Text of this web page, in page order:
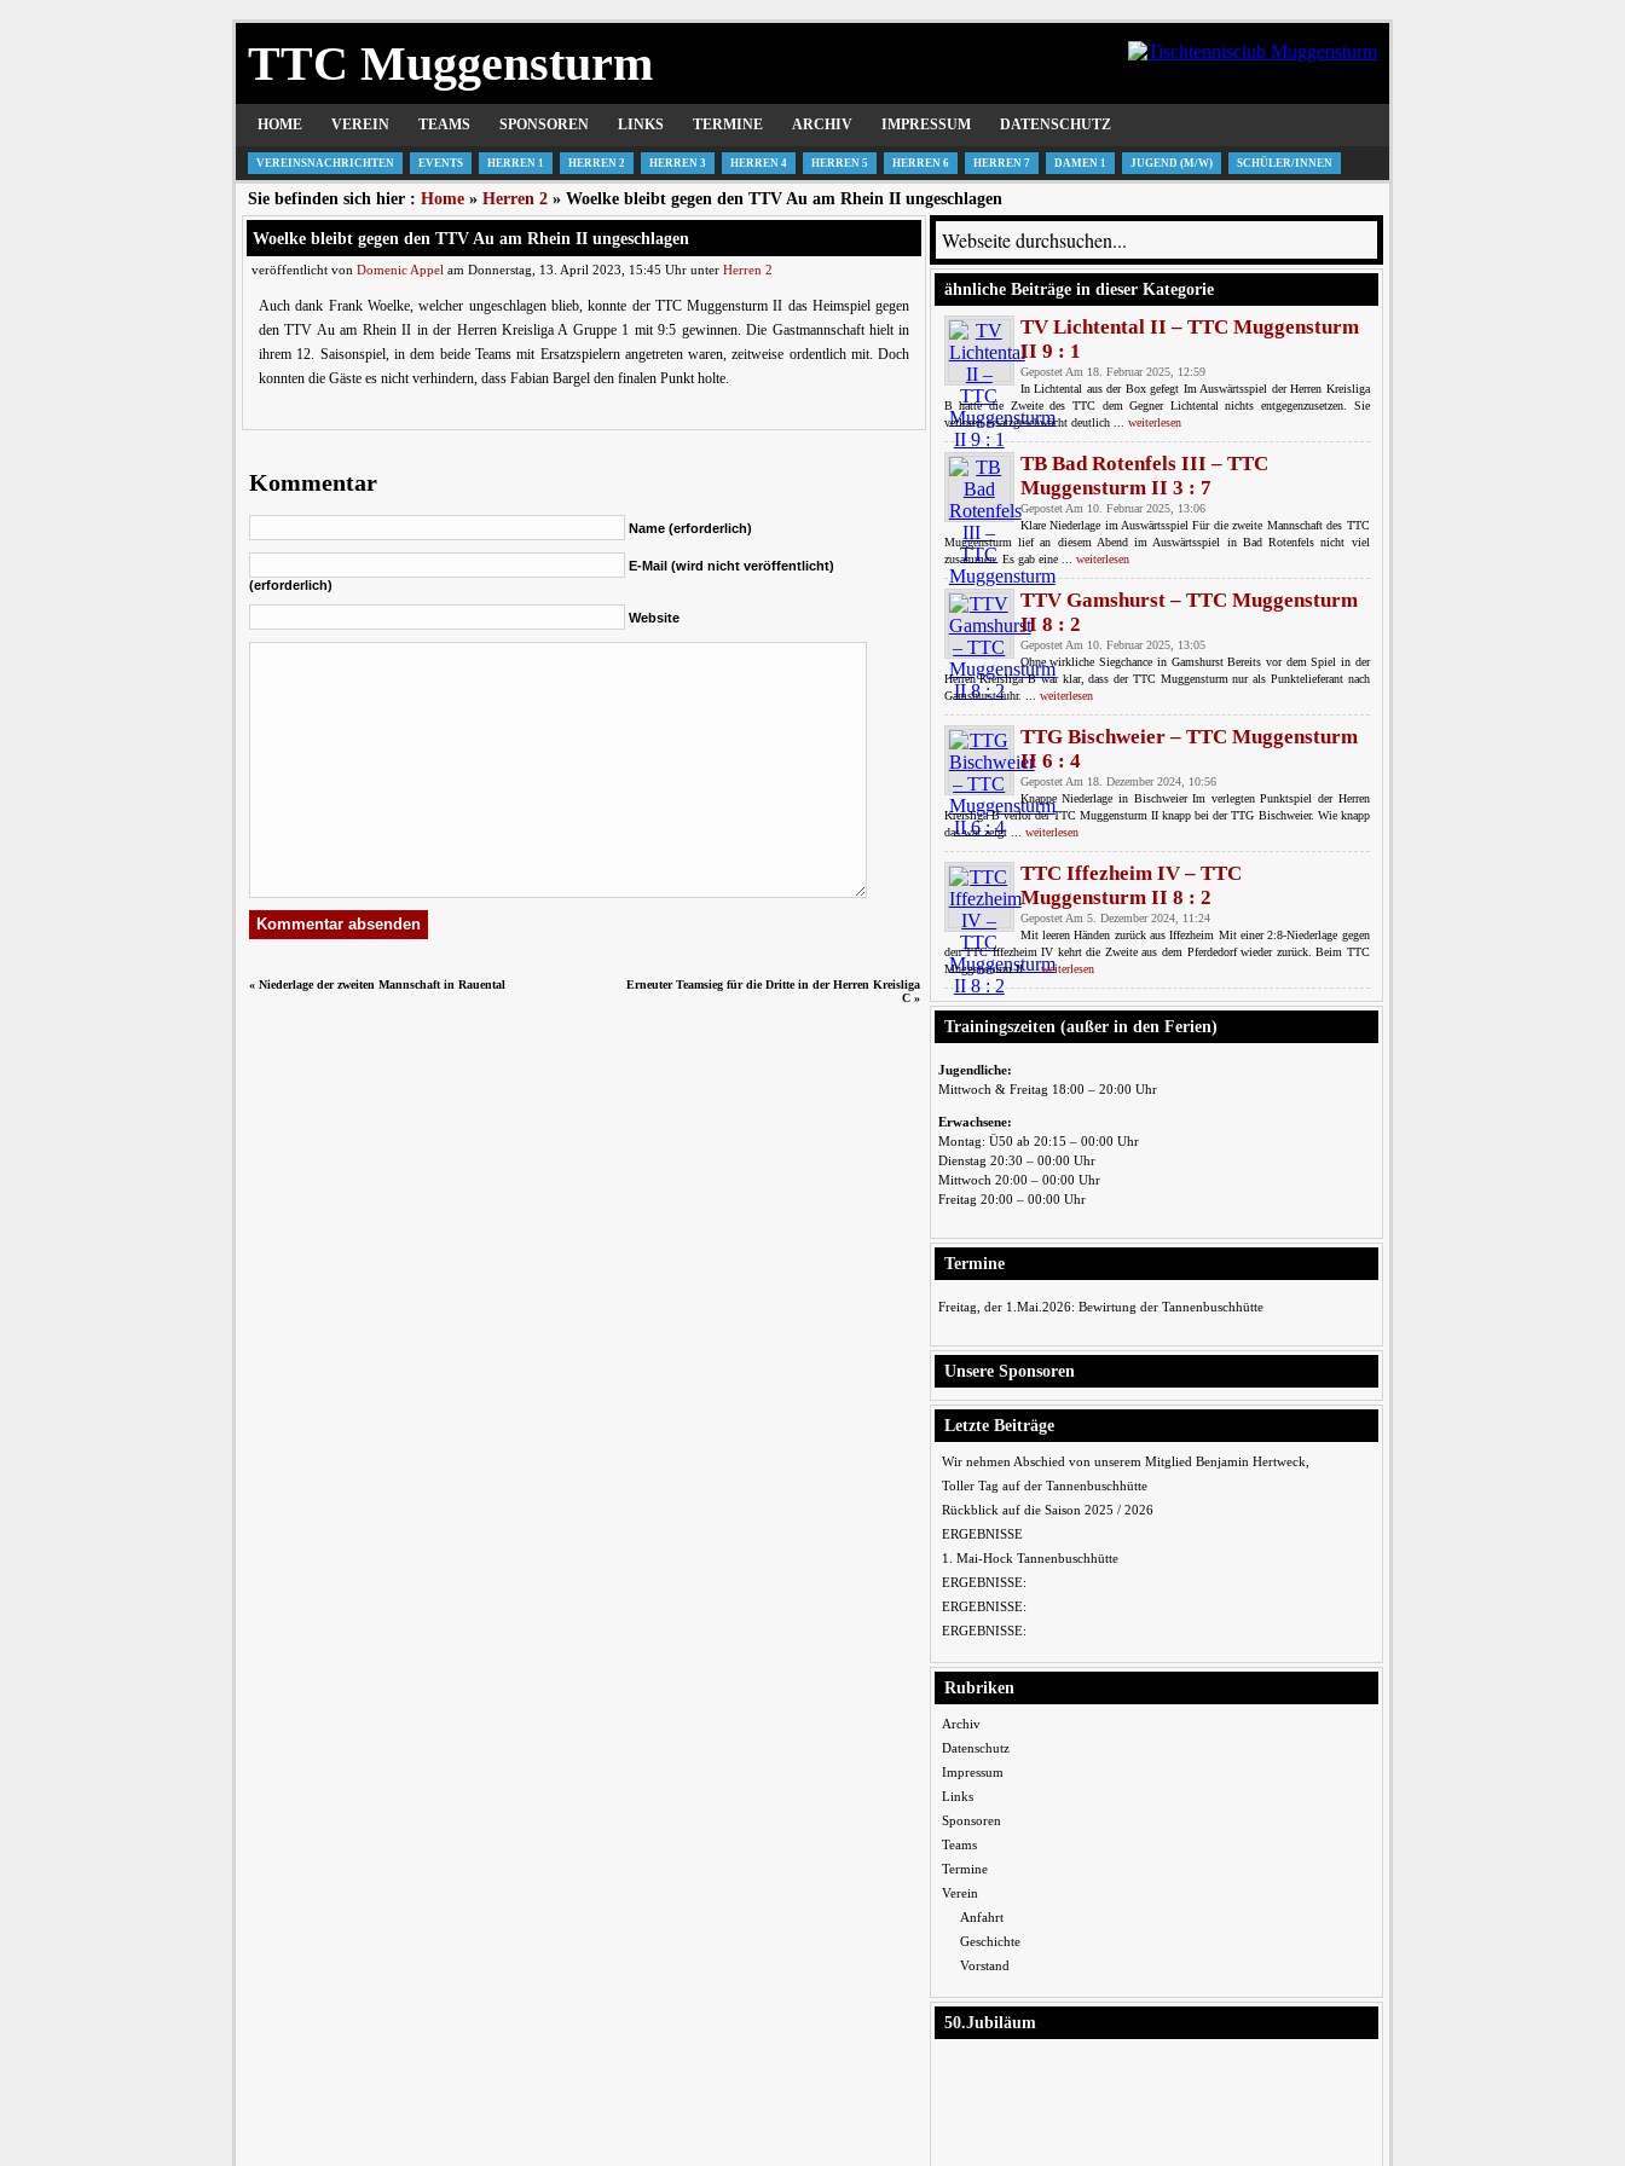
TTC Muggensturm
HOME VEREIN TEAMS SPONSOREN LINKS TERMINE ARCHIV IMPRESSUM DATENSCHUTZ
VEREINSNACHRICHTEN EVENTS HERREN 1 HERREN 2 HERREN 3 HERREN 4 HERREN 5 HERREN 6 HERREN 7 DAMEN 1 JUGEND (M/W) SCHÜLER/INNEN
Sie befinden sich hier : Home » Herren 2 » Woelke bleibt gegen den TTV Au am Rhein II ungeschlagen
Woelke bleibt gegen den TTV Au am Rhein II ungeschlagen
veröffentlicht von Domenic Appel am Donnerstag, 13. April 2023, 15:45 Uhr unter Herren 2
Auch dank Frank Woelke, welcher ungeschlagen blieb, konnte der TTC Muggensturm II das Heimspiel gegen
den TTV Au am Rhein II in der Herren Kreisliga A Gruppe 1 mit 9:5 gewinnen. Die Gastmannschaft hielt in
ihrem 12. Saisonspiel, in dem beide Teams mit Ersatzspielern angetreten waren, zeitweise ordentlich mit. Doch
konnten die Gäste es nicht verhindern, dass Fabian Bargel den finalen Punkt holte.
Kommentar
Name (erforderlich)
E-Mail (wird nicht veröffentlicht)
(erforderlich)
Website
« Niederlage der zweiten Mannschaft in Rauental
Erneuter Teamsieg für die Dritte in der Herren Kreisliga
C»
ähnliche Beiträge in dieser Kategorie
TV Lichtental II – TTC Muggensturm
II 9 : 1
Gepostet Am 18. Februar 2025, 12:59
In Lichtental aus der Box gefegt Im Auswärtsspiel der Herren Kreisliga
B hatte die Zweite des TTC dem Gegner Lichtental nichts entgegenzusetzen. Sie
verloren ersatzgeschwächt deutlich ... weiterlesen
TB Bad Rotenfels III – TTC
Muggensturm II 3 : 7
Gepostet Am 10. Februar 2025, 13:06
Klare Niederlage im Auswärtsspiel Für die zweite Mannschaft des TTC
Muggensturm lief an diesem Abend im Auswärtsspiel in Bad Rotenfels nicht viel
zusammen. Es gab eine ... weiterlesen
TTV Gamshurst – TTC Muggensturm
II 8 : 2
Gepostet Am 10. Februar 2025, 13:05
Ohne wirkliche Siegchance in Gamshurst Bereits vor dem Spiel in der
Herren Kreisliga B war klar, dass der TTC Muggensturm nur als Punktelieferant nach
Gamshurst fuhr. ... weiterlesen
TTG Bischweier – TTC Muggensturm
II 6 : 4
Gepostet Am 18. Dezember 2024, 10:56
Knappe Niederlage in Bischweier Im verlegten Punktspiel der Herren
Kreisliga B verlor der TTC Muggensturm II knapp bei der TTG Bischweier. Wie knapp
das war zeigt ... weiterlesen
TTC Iffezheim IV – TTC
Muggensturm II 8 : 2
Gepostet Am 5. Dezember 2024, 11:24
Mit leeren Händen zurück aus Iffezheim Mit einer 2:8-Niederlage gegen
den TTC Iffezheim IV kehrt die Zweite aus dem Pferdedorf wieder zurück. Beim TTC
Muggensturm II ...weiterlesen
Trainingszeiten (außer in den Ferien)
Jugendliche:
Mittwoch & Freitag 18:00 – 20:00 Uhr
Erwachsene:
Montag: Ü50 ab 20:15 – 00:00 Uhr
Dienstag 20:30 – 00:00 Uhr
Mittwoch 20:00 – 00:00 Uhr
Freitag 20:00 – 00:00 Uhr
Termine
Freitag, der 1.Mai.2026: Bewirtung der Tannenbuschhütte
Unsere Sponsoren
Letzte Beiträge
Wir nehmen Abschied von unserem Mitglied Benjamin Hertweck,
Toller Tag auf der Tannenbuschhütte
Rückblick auf die Saison 2025 / 2026
ERGEBNISSE
1. Mai-Hock Tannenbuschhütte
ERGEBNISSE:
ERGEBNISSE:
ERGEBNISSE:
Rubriken
Archiv
Datenschutz
Impressum
Links
Sponsoren
Teams
Termine
Verein
Anfahrt
Geschichte
Vorstand
50.Jubiläum